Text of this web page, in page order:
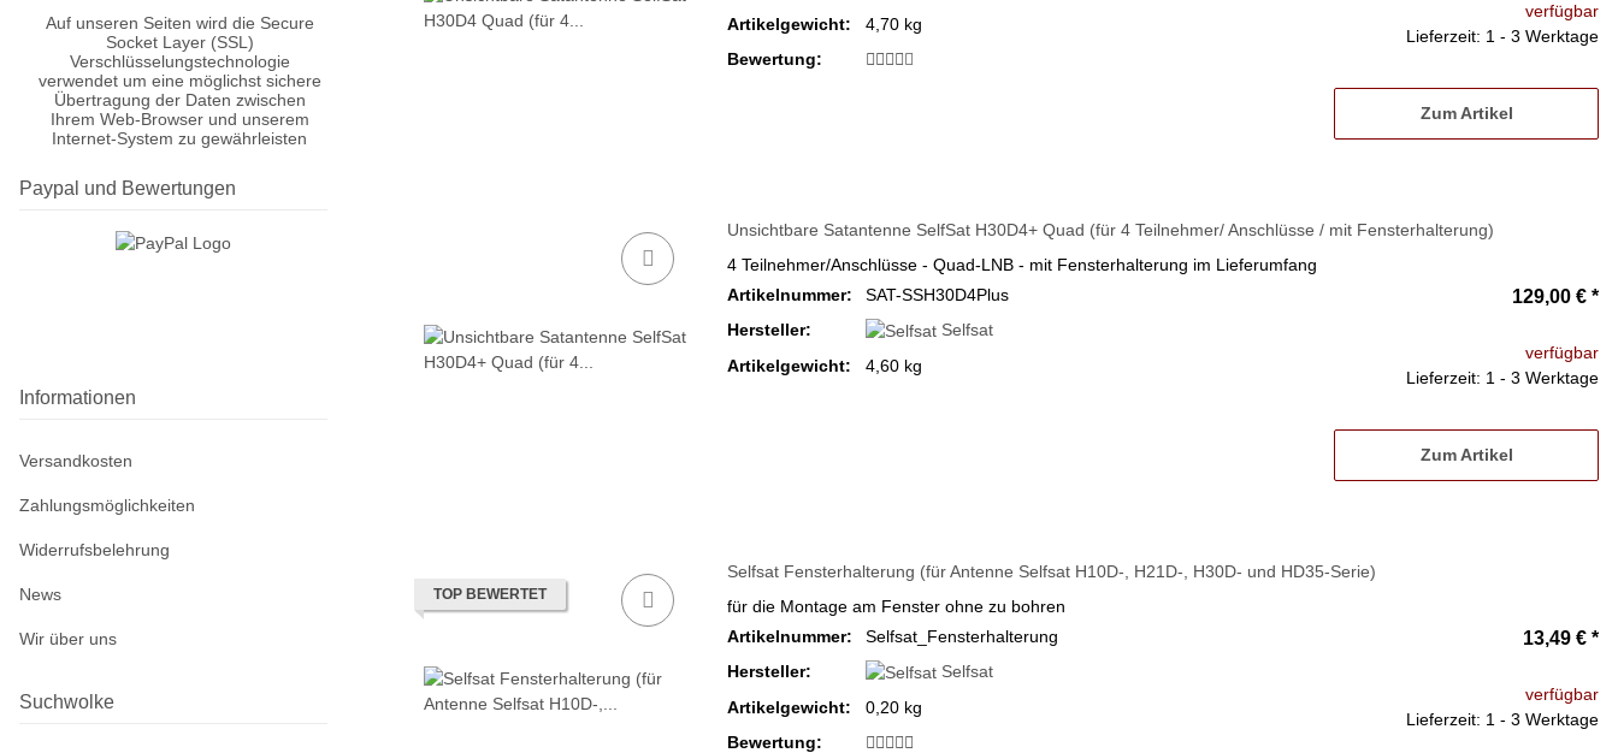
Artikelgewicht:
4,70 kg
Bewertung:
verfügbar
Lieferzeit: 1 - 3 Werktage
Zum Artikel
Unsichtbare Satantenne SelfSat H30D4+ Quad (für 4 Teilnehmer/ Anschlüsse / mit Fensterhalterung)
4 Teilnehmer/Anschlüsse - Quad-LNB - mit Fensterhalterung im Lieferumfang
Artikelnummer:
SAT-SSH30D4Plus
Hersteller:
Selfsat
Artikelgewicht:
4,60 kg
129,00 € *
verfügbar
Lieferzeit: 1 - 3 Werktage
Zum Artikel
TOP BEWERTET
Selfsat Fensterhalterung (für Antenne Selfsat H10D-, H21D-, H30D- und HD35-Serie)
für die Montage am Fenster ohne zu bohren
Artikelnummer:
Selfsat_Fensterhalterung
Hersteller:
Selfsat
Artikelgewicht:
0,20 kg
Bewertung:
13,49 € *
verfügbar
Lieferzeit: 1 - 3 Werktage
Auf unseren Seiten wird die Secure
Socket Layer (SSL)
Verschlüsselungstechnologie
verwendet um eine möglichst sichere
Übertragung der Daten zwischen
Ihrem Web-Browser und unserem
Internet-System zu gewährleisten
Paypal und Bewertungen
Informationen
Versandkosten
Zahlungsmöglichkeiten
Widerrufsbelehrung
News
Wir über uns
Suchwolke